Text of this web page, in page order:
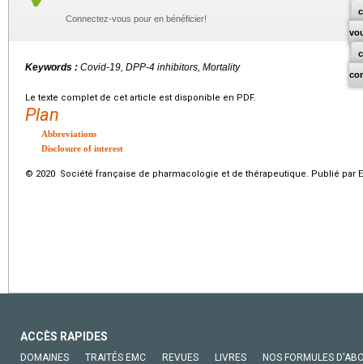
Connectez-vous pour en bénéficier!
Keywords : Covid-19, DPP-4 inhibitors, Mortality
Le texte complet de cet article est disponible en PDF.
Plan
Abbreviations
Disclosure of interest
© 2020 Société française de pharmacologie et de thérapeutique. Publié par
ACCÈS RAPIDES
DOMAINES TRAITÉS EMC REVUES LIVRES NOS FORMULES